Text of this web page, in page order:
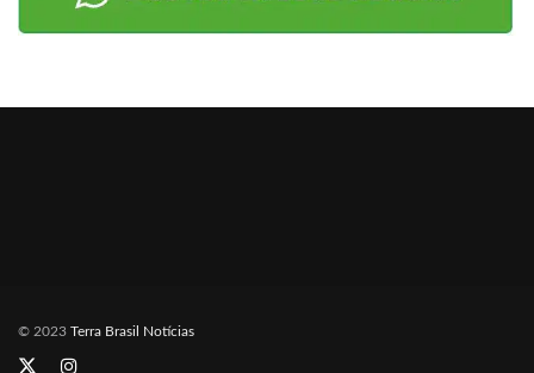
© 2023 Terra Brasil Notícias